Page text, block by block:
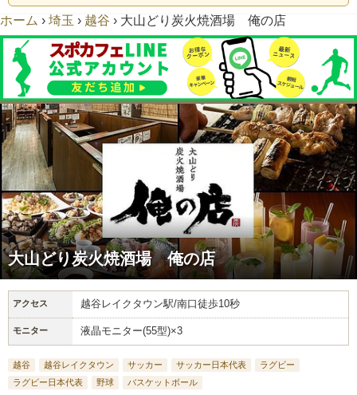
ホーム › 埼玉 › 越谷 › 大山どり炭火焼酒場 俺の店
大山どり炭火焼酒場 俺の店
アクセス 越谷レイクタウン駅/南口徒歩10秒
モニター 液晶モニター(55型)×3
越谷 越谷レイクタウン サッカー サッカー日本代表
ラグビー
ラグビー日本代表
野球 バスケットボール